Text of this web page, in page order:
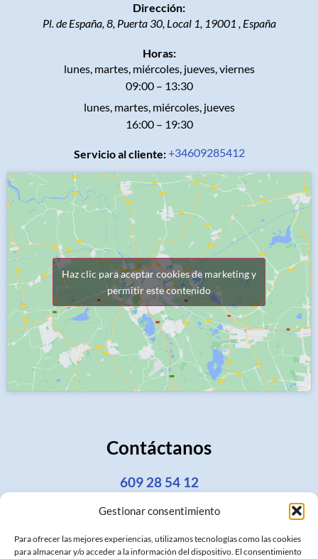
Gestionar consentimiento
Para ofrecer las mejores experiencias, utilizamos tecnologías como las cookies
para almacenar y/o acceder a la información del dispositivo. El consentimiento
Dirección:
Pl. de España, 8, Puerta 30, Local 1, 19001 , España
Horas:
lunes, martes, miércoles, jueves, viernes
09:00 – 13:30
lunes, martes, miércoles, jueves
16:00 – 19:30
Servicio al cliente:+34609285412
Haz clic para aceptar cookies de marketing y
permitir este contenido
Contáctanos
609 28 54 12
info@qubicaabogados.com
Plaza de España 8, puerta 30 local 1, 19001